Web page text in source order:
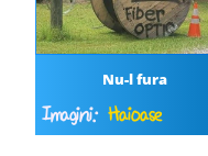
Nu-l fura
Imagini: Haioase